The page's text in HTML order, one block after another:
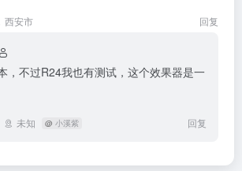
西安市 回复
，不过R24我也有测试，这个效果器是一
未知 @ 小溪紫 回复